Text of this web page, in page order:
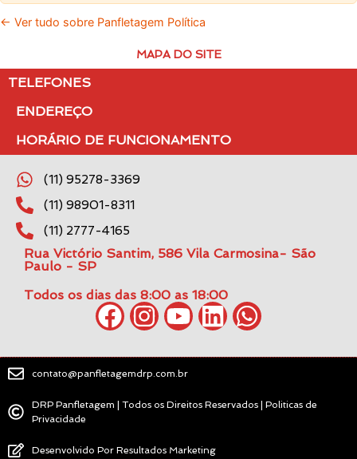
← Ver tudo sobre Panfletagem Política
MAPA DO SITE
TELEFONES
ENDEREÇO
HORÁRIO DE FUNCIONAMENTO
(11) 95278-3369
(11) 98901-8311
(11) 2777-4165
Rua Victório Santim, 586 Vila Carmosina- São
Paulo - SP
Todos os dias das 8:00 as 18:00
contato@panfletagemdrp.com.br
DRP Panfletagem | Todos os Direitos Reservados | Politicas de
Privacidade
Desenvolvido Por Resultados Marketing